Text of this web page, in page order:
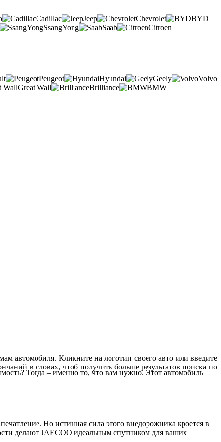
Cadillac Jeep Chevrolet
BYD
SsangYong Saab Citroen
Peugeot Hyundai Geely
Volvo
Great Wall Brilliance BMW
автомобиля. Кликните на логотип своего авто или введите
в словах, чтоб получить больше результатов поиска по
Тогда – именно то, что вам нужно. Этот автомобиль
Но истинная сила этого внедорожника кроется в
делают JAECOO идеальным спутником для ваших